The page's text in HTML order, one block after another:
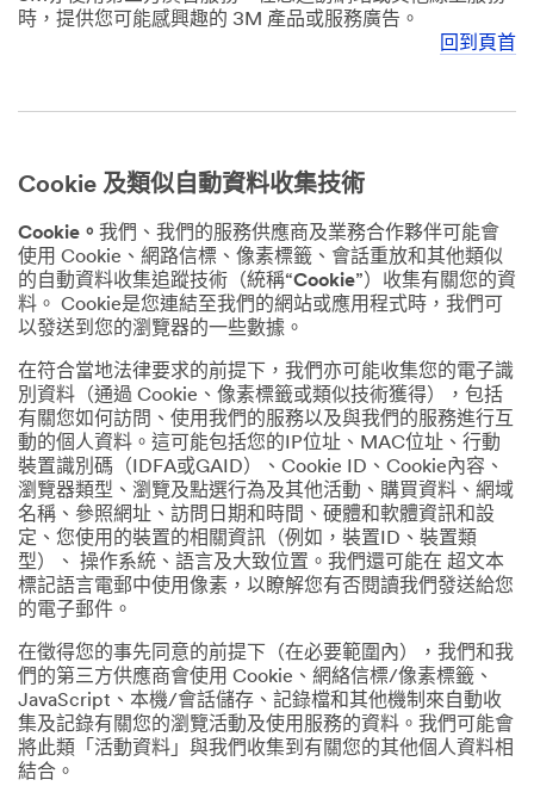
時，提供您可能感興趣的 3M 產品或服務廣告。
回到頁首
Cookie 及類似自動資料收集技術
Cookie。 我們、我們的服務供應商及業務合作夥伴可能會
使用 Cookie、網路信標、像素標籤、會話重放和其他類似
的自動資料收集追蹤技術（統稱“Cookie”）收集有關您的資
料。 Cookie是您連結至我們的網站或應用程式時，我們可
以發送到您的瀏覽器的一些數據。
在符合當地法律要求的前提下，我們亦可能收集您的電子識
別資料（通過 Cookie、像素標籤或類似技術獲得），包括
有關您如何訪問、使用我們的服務以及與我們的服務進行互
動的個人資料。這可能包括您的IP位址、MAC位址、行動
裝置識別碼（IDFA或GAID）、Cookie ID、Cookie內容、
瀏覽器類型、瀏覽及點選行為及其他活動、購買資料、網域
名稱、參照網址、訪問日期和時間、硬體和軟體資訊和設
定、您使用的裝置的相關資訊（例如，裝置ID、裝置類
型）、 操作系統、語言及大致位置。我們還可能在 超文本
標記語言電郵中使用像素，以瞭解您有否閱讀我們發送給您
的電子郵件。
在徵得您的事先同意的前提下（在必要範圍內），我們和我
們的第三方供應商會使用 Cookie、網絡信標/像素標籤、
JavaScript、本機/會話儲存、記錄檔和其他機制來自動收
集及記錄有關您的瀏覽活動及使用服務的資料。我們可能會
將此類「活動資料」與我們收集到有關您的其他個人資料相
結合。